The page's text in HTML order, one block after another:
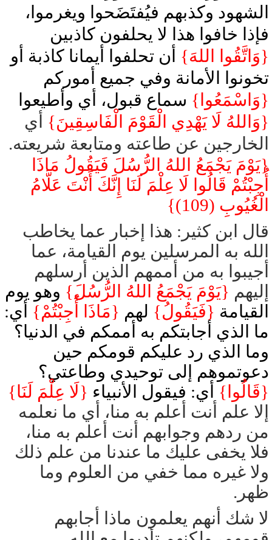
الشهود وكذبهم فيُفتَضَحوا ويغرموا،
فإذا خافوا هذا لا يحلفون كاذبين
{وَاتَّقُوا اللهَ} أن تحلفوا أيمانا كاذبة أو
تخونوا الأمانة وفي جميع أموركم
{وَاسْمَعُوا} سماع قبول، أي وأطيعوا
{وَاللهُ لَا يَهْدِي الْقَوْمَ الْفَاسِقِينَ} أي
الخارجين عن طاعته ومتابعة شريعته.
{يَوْمَ يَجْمَعُ اللهُ الرُّسُلَ فَيَقُولُ مَاذَا
أُجِبْتُمْ قَالُوا لَا عِلْمَ لَنَا إِنَّكَ أَنْتَ عَلَّامُ
الْغُيُوبِ (109)}
قال ابن كثير: هذا إخبار عما يخاطب
الله به المرسلين يوم القيامة، عما
أجيبوا به من أممهم الذين أرسلهم
إليهم {يَوْمَ يَجْمَعُ اللهُ الرُّسُلَ} وهو يوم
القيامة {فَيَقُولُ} لهم {مَاذَا أُجِبْتُمْ} أي:
ما الذي أجابتكم به أممكم في الدنيا؟
وما الذي رد عليكم قومكم حين
دعوتموهم إلى توحيدي وطاعتي؟
{قَالُوا} أي: فيقول الأنبياء {لَا عِلْمَ لَنَا}
إلا علم أنت أعلم به منا، أي ما نعلمه
من ردهم وجوابهم أنت أعلم به منا،
فلا يخفى عليك ما عندنا من علم ذلك
ولا غيره مما خفي من العلوم وما
ظهر.
لا شك أنهم يعلمون ماذا أجابهم